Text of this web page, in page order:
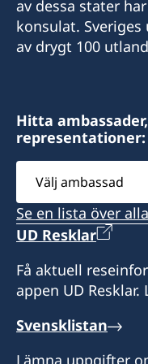
+62822 6699 6429
E-post:
Sveriges konsulat:
Segara Village Hotel
Jl. Segara Ayu,
Denpasar 80228
Bali - Indonesia
Besökstid:
kl. 10.00 – 13.00,
av dessa stater
konsulat.
av drygt 100
Hitta
representationer:
Välj
ambassad
Se en lista över
UD Resklar
Få aktuell
appen UD
Svensklistan
Lämna uppgifter